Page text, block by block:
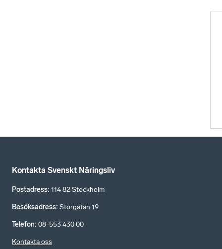
Kontakta Svenskt Näringsliv
Postadress: 114 82 Stockholm
Besöksadress: Storgatan 19
Telefon: 08-553 430 00
Kontakta oss